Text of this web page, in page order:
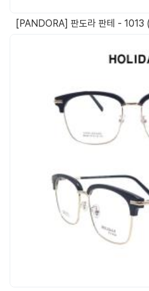
[PANDORA] 판도라 판테 - 1013